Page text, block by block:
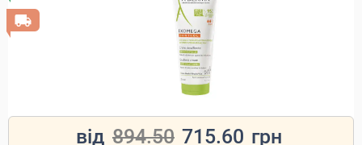
від 894.50 715.60 грн